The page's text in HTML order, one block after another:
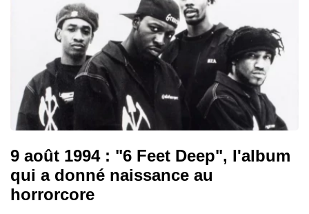
9 août 1994 : "6 Feet Deep", l'album
qui a donné naissance au
horrorcore